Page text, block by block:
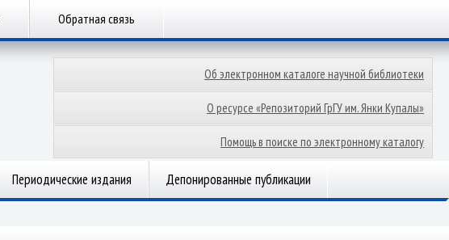
Обратная связь
Об электронном каталоге научной библиотеки
О ресурсе «Репозиторий ГрГУ им. Янки Купалы»
Помощь в поиске по электронному каталогу
Периодические издания Депонированные публикации